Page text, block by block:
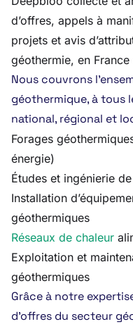
d’offres, appels à
projets et avis
géothermie, en France
Nous couvrons
géothermique, à tous
national, régional et
Forages
énergie)
Études et ingénierie
Installation
géothermiques
Réseaux de chaleur
Exploitation et
géothermiques
Grâce à notre
d’offres du secteur